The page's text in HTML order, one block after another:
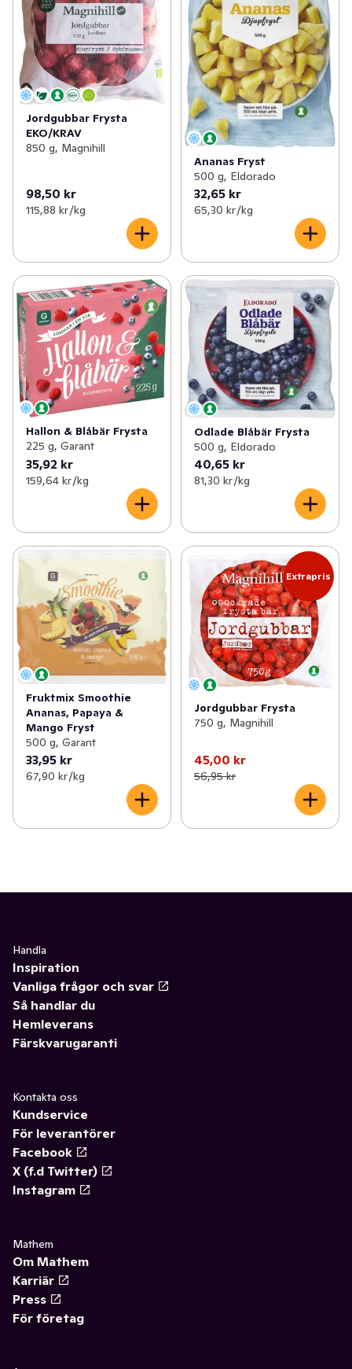
Jordgubbar Frysta
EKO/KRAV
850 g, Magnihill
98,50 kr
115,88 kr /kg
Ananas Fryst
500 g, Eldorado
32,65 kr
65,30 kr /kg
Hallon & Blåbär Frysta
225 g, Garant
35,92 kr
159,64 kr /kg
Odlade Blåbär Frysta
500 g, Eldorado
40,65 kr
81,30 kr /kg
Fruktmix Smoothie
Ananas, Papaya &
Mango Fryst
500 g, Garant
33,95 kr
67,90 kr /kg
Extrapris
Jordgubbar Frysta
750 g, Magnihill
45,00 kr
56,95 kr
Handla
Inspiration
Vanliga frågor och svar
Så handlar du
Hemleverans
Färskvarugaranti
Kontakta oss
Kundservice
För leverantörer
Facebook
X (f.d Twitter)
Instagram
Mathem
Om Mathem
Karriär
Press
För företag